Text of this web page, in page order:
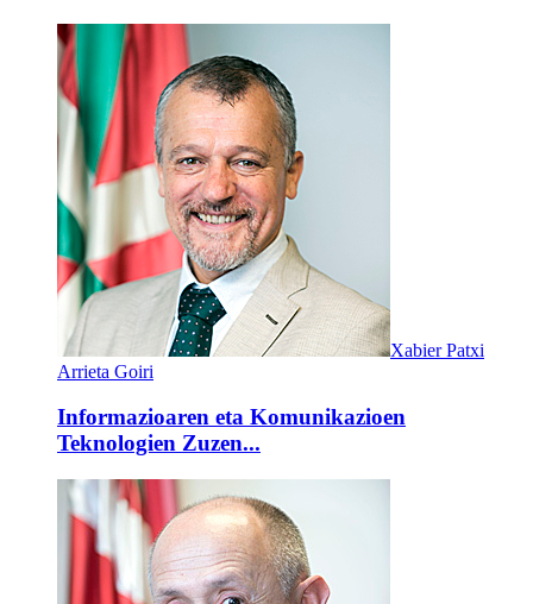
Xabier Patxi
Arrieta Goiri
Informazioaren eta Komunikazioen
Teknologien Zuzen...